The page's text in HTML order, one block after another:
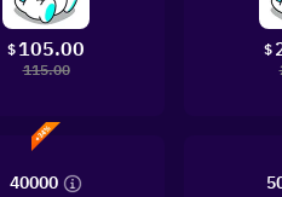
$ 105.00
115.00
$
40000